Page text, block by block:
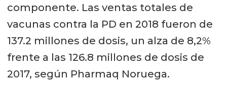
componente. Las ventas totales de
vacunas contra la PD en 2018 fueron de
137.2 millones de dosis, un alza de 8,2%
frente a las 126.8 millones de dosis de
2017, según Pharmaq Noruega.